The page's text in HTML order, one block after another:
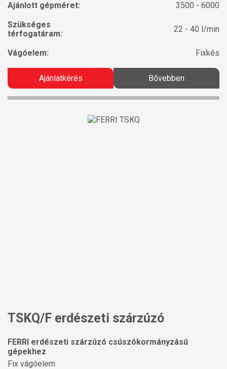
Ajánlott gépméret:
3500 - 6000
Szükséges
térfogatáram:
22 - 40 l/min
Vágóelem: Fixkés
Ajánlatkérés Bővebben
TSKQ/F erdészeti szárzúzó
FERRI erdészeti szárzúzó csúszókormányzású
gépekhez
Fix vágóelem